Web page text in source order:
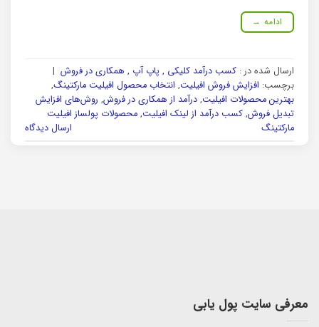
ادامه →
ارسال شده در : کسب درآمد کلیکی , پاپ آپ , همکاری در فروش |
برچسب: افزایش فروش افیلیت, انتخاب محصول افیلیت مارکتینگ,
بهترین محصولات افیلیت, درآمد از همکاری در فروش, روش‌های افزایش
تبدیل فروش, کسب درآمد از لینک افیلیت, محصولات پولساز افیلیت
مارکتینگ
ارسال دیدگاه
معرفی سایت پول یابی